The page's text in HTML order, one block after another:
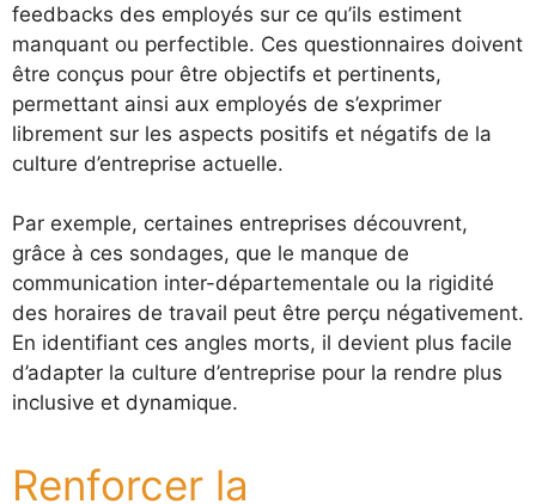
feedbacks des employés sur ce qu’ils estiment
manquant ou perfectible. Ces questionnaires doivent
être conçus pour être objectifs et pertinents,
permettant ainsi aux employés de s’exprimer
librement sur les aspects positifs et négatifs de la
culture d’entreprise actuelle.
Par exemple, certaines entreprises découvrent,
grâce à ces sondages, que le manque de
communication inter-départementale ou la rigidité
des horaires de travail peut être perçu négativement.
En identifiant ces angles morts, il devient plus facile
d’adapter la culture d’entreprise pour la rendre plus
inclusive et dynamique.
Renforcer la